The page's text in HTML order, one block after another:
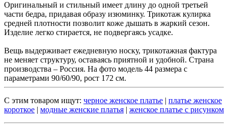
Оригинальный и стильный имеет длину до одной третьей
части бедра, придавая образу изюминку. Трикотаж кулирка
средней плотности позволит коже дышать в жаркий сезон.
Изделие легко стирается, не подвергаясь усадке.
Вещь выдерживает ежедневную носку, трикотажная фактура
не меняет структуру, оставаясь приятной и удобной. Страна
производства – Россия. На фото модель 44 размера с
параметрами 90/60/90, рост 172 см.
С этим товаром ищут: черное женское платье | платье женское
короткое | модные женские платья | женское платье с рисунком